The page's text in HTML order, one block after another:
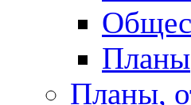
Планы
Планы,